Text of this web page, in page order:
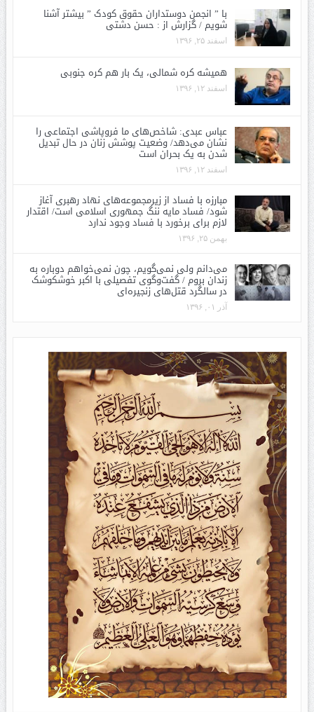
با ” انجمن دوستداران حقوق کودک ” بیشتر آشنا
شویم / گزارش از : حسن دشتی
اسفند ۲۵, ۱۳۹۶
همیشه کره شمالی، یک بار هم کره جنوبی
اسفند ۱۲, ۱۳۹۶
عباس عبدی: شاخص‌های ما فروپاشی اجتماعی را
نشان می‌دهد/ وضعیت پوشش زنان در حال تبدیل
شدن به یک بحران است
اسفند ۱۲, ۱۳۹۶
مبارزه با فساد از زیرمجموعه‌های نهاد رهبری آغاز
شود/ فساد مایه ننگ جمهوری اسلامی است/ اقتدار
لازم برای برخورد با فساد وجود ندارد
بهمن ۲۵, ۱۳۹۶
می‌دانم ولی نمی‌گویم، چون نمی‌خواهم دوباره به
زندان بروم / گفت‌وگوی تفصیلی با اکبر خوشکوشک
در سالگرد قتل‌های زنجیره‌ای
آذر ۰۱, ۱۳۹۶